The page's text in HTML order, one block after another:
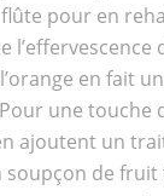
pour en
en fait
une touche
ajoutent un
soupçon de